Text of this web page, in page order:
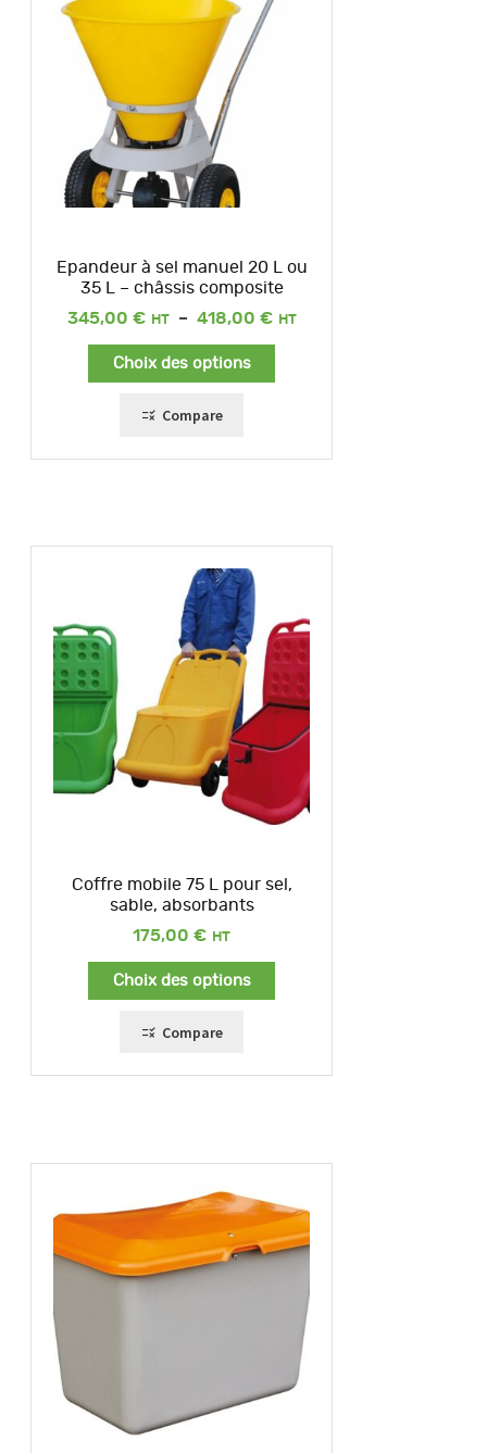
Epandeur à sel manuel 20 L ou
35 L – châssis composite
345,00 € – 418,00 €
Plage
Choix des options
Compare
Coffre mobile 75 L pour sel,
sable, absorbants
175,00 €
Choix des options
Compare